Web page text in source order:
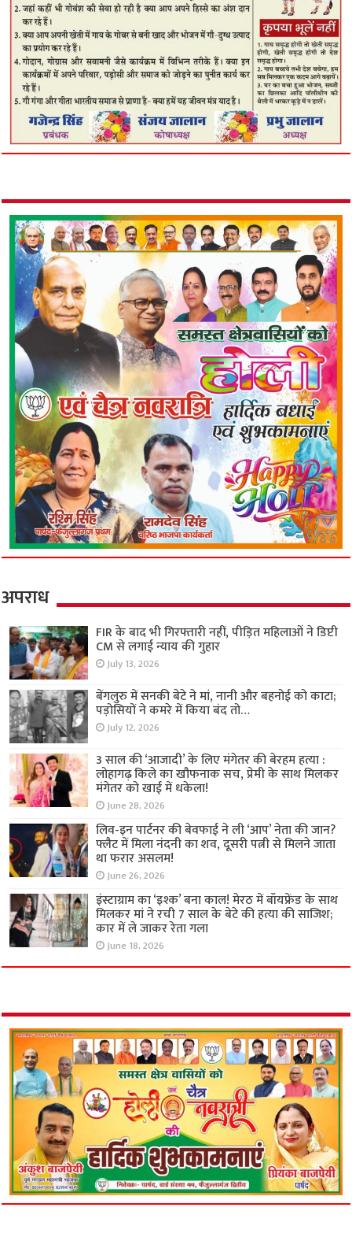
अपराध
FIR के बाद भी गिरफ्तारी नहीं, पीड़ित महिलाओं ने डिप्टी
CM से लगाई न्याय की गुहार
July 13, 2026
बेंगलुरु में सनकी बेटे ने मां, नानी और बहनोई को काटा;
पड़ोसियों ने कमरे में किया बंद तो…
July 12, 2026
3 साल की ‘आजादी’ के लिए मंगेतर की बेरहम हत्या :
लोहागढ़ किले का खौफनाक सच, प्रेमी के साथ मिलकर
मंगेतर को खाई में धकेला!
June 28, 2026
लिव-इन पार्टनर की बेवफाई ने ली ‘आप’ नेता की जान?
फ्लैट में मिला नंदनी का शव, दूसरी पत्नी से मिलने जाता
था फरार असलम!
June 26, 2026
इंस्टाग्राम का ‘इश्क’ बना काल! मेरठ में बॉयफ्रेंड के साथ
मिलकर मां ने रची 7 साल के बेटे की हत्या की साजिश;
कार में ले जाकर रेता गला
June 18, 2026